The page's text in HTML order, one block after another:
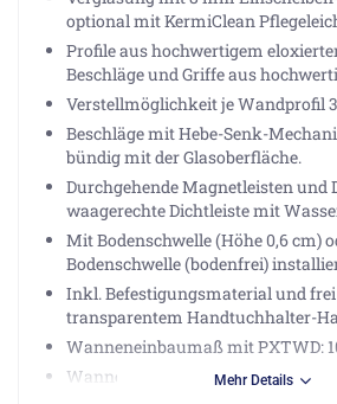
optional mit KermiClean
Profile aus hochwertigem
Beschläge und Griffe aus
Verstellmöglichkeit je Wandprofil
Beschläge mit Hebe-Senk-
bündig mit der Glasoberfläche.
Durchgehende Magnetleisten und
waagerechte Dichtleiste mit
Mit Bodenschwelle (Höhe 0,6 cm)
Bodenschwelle (bodenfrei)
Inkl. Befestigungsmaterial und
transparentem Handtuchhalter-
Wanneneinbaumaß mit PXTWD:
Wanneneinbaumaß mit PXTVD:
Mehr Details